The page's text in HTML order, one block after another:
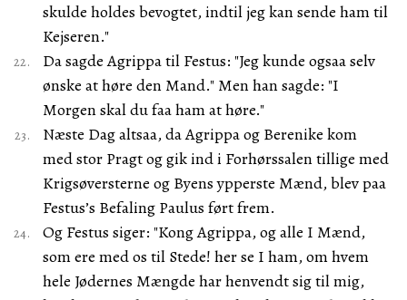
skulde holdes bevogtet, indtil jeg kan sende ham til
Kejseren."
Da sagde Agrippa til Festus: "Jeg kunde ogsaa selv
ønske at høre den Mand." Men han sagde: "I
Morgen skal du faa ham at høre."
Næste Dag altsaa, da Agrippa og Berenike kom
med stor Pragt og gik ind i Forhørssalen tillige med
Krigsøversterne og Byens ypperste Mænd, blev paa
Festus’s Befaling Paulus ført frem.
Og Festus siger: "Kong Agrippa, og alle I Mænd,
som ere med os til Stede! her se I ham, om hvem
hele Jødernes Mængde har henvendt sig til mig,